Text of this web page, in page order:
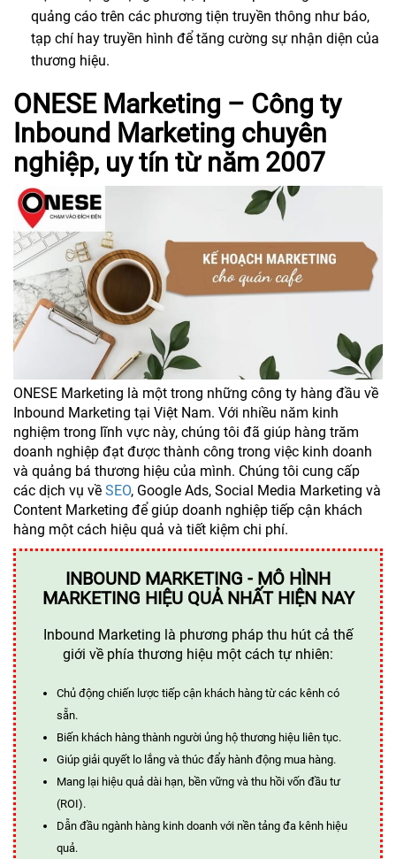
quảng cáo trên các phương tiện truyền thông như báo,
tạp chí hay truyền hình để tăng cường sự nhận diện của
thương hiệu.
ONESE Marketing – Công ty
Inbound Marketing chuyên
nghiệp, uy tín từ năm 2007
ONESE Marketing là một trong những công ty hàng đầu về
Inbound Marketing tại Việt Nam. Với nhiều năm kinh
nghiệm trong lĩnh vực này, chúng tôi đã giúp hàng trăm
doanh nghiệp đạt được thành công trong việc kinh doanh
và quảng bá thương hiệu của mình. Chúng tôi cung cấp
các dịch vụ về SEO, Google Ads, Social Media Marketing và
Content Marketing để giúp doanh nghiệp tiếp cận khách
hàng một cách hiệu quả và tiết kiệm chi phí.
INBOUND MARKETING - MÔ HÌNH
MARKETING HIỆU QUẢ NHẤT HIỆN NAY
Inbound Marketing là phương pháp thu hút cả thế
giới về phía thương hiệu một cách tự nhiên:
Chủ động chiến lược tiếp cận khách hàng từ các kênh có
sẵn.
Biến khách hàng thành người ủng hộ thương hiệu liên tục.
Giúp giải quyết lo lắng và thúc đẩy hành động mua hàng.
Mang lại hiệu quả dài hạn, bền vững và thu hồi vốn đầu tư
(ROI).
Dẫn đầu ngành hàng kinh doanh với nền tảng đa kênh hiệu
quả.